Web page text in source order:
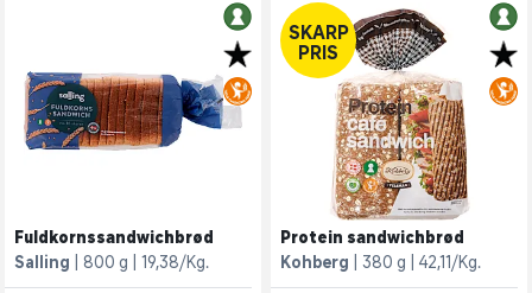
Fuldkornssandwichbrød
Salling
800 g 19,38/Kg.
SKARP
PRIS
Protein sandwichbrød
Kohberg
380 g 42,11/Kg.